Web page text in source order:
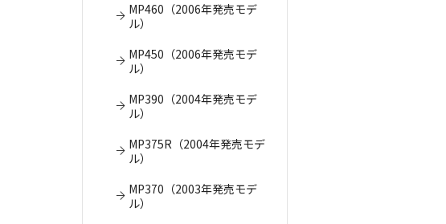
MP460（2006年発売モデ
ル）
MP450（2006年発売モデ
ル）
MP390（2004年発売モデ
ル）
MP375R（2004年発売モデ
ル）
MP370（2003年発売モデ
ル）